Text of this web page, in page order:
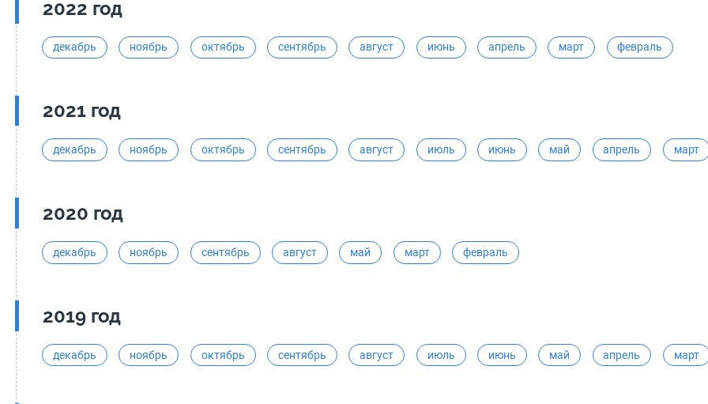
2022 год
декабрь ноябрь октябрь сентябрь август июнь апрель март февраль
2021 год
декабрь ноябрь октябрь сентябрь август июль июнь май апрель март
2020 год
декабрь ноябрь сентябрь август май март февраль
2019 год
декабрь ноябрь октябрь сентябрь август июль июнь май апрель март